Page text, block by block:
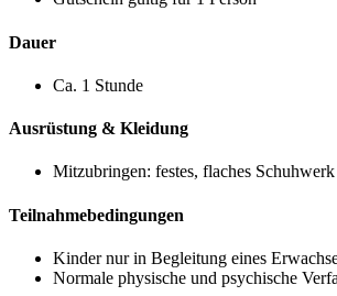
Dauer
Ca. 1 Stunde
Ausrüstung & Kleidung
Mitzubringen: festes, flaches Schuhwerk
Teilnahmebedingungen
Kinder nur in Begleitung eines
Normale physische und psychische